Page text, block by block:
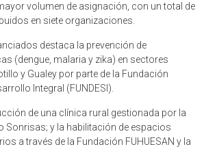
volumen de asignación, con un total de
en siete organizaciones.
destaca la prevención de
(dengue, malaria y zika) en sectores
y Gualey por parte de la Fundación
Integral (FUNDESI).
de una clínica rural gestionada por la
Sonrisas; y la habilitación de espacios
a través de la Fundación FUHUESAN y la